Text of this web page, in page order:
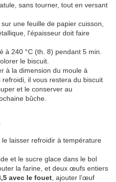
sans tourner, tout en versant
une feuille de papier cuisson,
l'épaisseur doit faire
à 240 °C (th. 8) pendant 5 min.
le biscuit.
à la dimension du moule à
il vous restera du biscuit
et le conserver au
bûche.
laisser refroidir à température
et le sucre glace dans le bol
la farine, et deux œufs entiers
avec le fouet , ajouter l’œuf